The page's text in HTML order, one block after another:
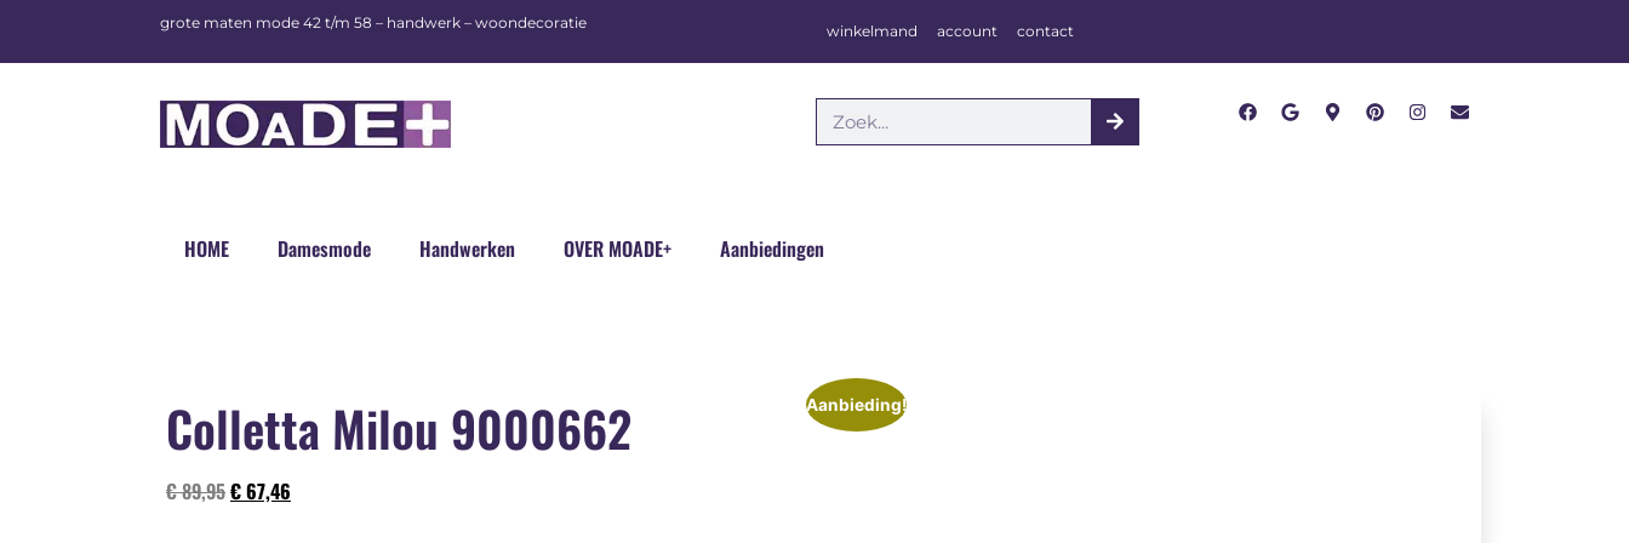
grote maten mode 42 t/m 58 – handwerk – woondecoratie winkelmand account contact
HOME Damesmode Handwerken OVER MOADE+ Aanbiedingen
Colletta Milou 9000662
€89,95€67,46
Aanbieding!